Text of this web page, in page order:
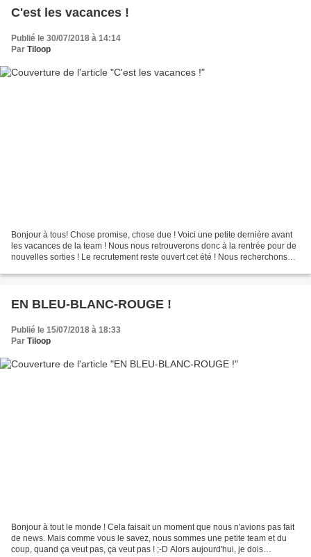
C'est les vacances !
Publié le 30/07/2018 à 14:14
Par Tiloop
Bonjour à tous! Chose promise, chose due ! Voici une petite dernière avant
les vacances de la team ! Nous nous retrouverons donc à la rentrée pour de
nouvelles sorties ! Le recrutement reste ouvert cet été ! Nous recherchons
EN BLEU-BLANC-ROUGE !
Publié le 15/07/2018 à 18:33
Par Tiloop
Bonjour à tout le monde ! Cela faisait un moment que nous n'avions pas fait
de news. Mais comme vous le savez, nous sommes une petite team et du
coup, quand ça veut pas, ça veut pas ! ;-D Alors aujourd'hui, je dois